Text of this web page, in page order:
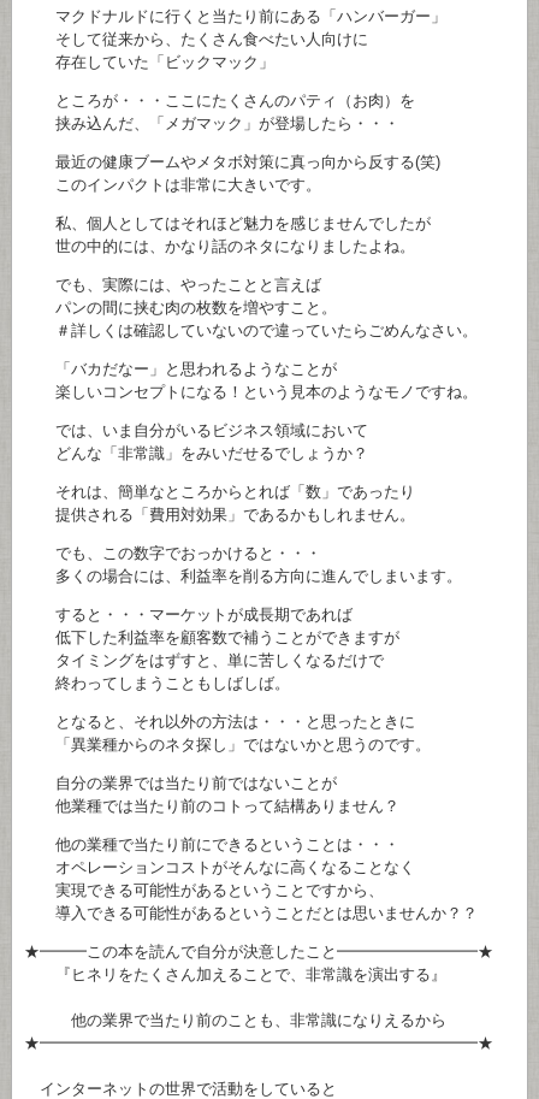
マクドナルドに行くと当たり前にある「ハンバーガー」
そして従来から、たくさん食べたい人向けに
存在していた「ビックマック」
ところが・・・ここにたくさんのパティ（お肉）を
挟み込んだ、「メガマック」が登場したら・・・
最近の健康ブームやメタボ対策に真っ向から反する(笑)
このインパクトは非常に大きいです。
私、個人としてはそれほど魅力を感じませんでしたが
世の中的には、かなり話のネタになりましたよね。
でも、実際には、やったことと言えば
パンの間に挟む肉の枚数を増やすこと。
＃詳しくは確認していないので違っていたらごめんなさい。
「バカだなー」と思われるようなことが
楽しいコンセプトになる！という見本のようなモノですね。
では、いま自分がいるビジネス領域において
どんな「非常識」をみいだせるでしょうか？
それは、簡単なところからとれば「数」であったり
提供される「費用対効果」であるかもしれません。
でも、この数字でおっかけると・・・
多くの場合には、利益率を削る方向に進んでしまいます。
すると・・・マーケットが成長期であれば
低下した利益率を顧客数で補うことができますが
タイミングをはずすと、単に苦しくなるだけで
終わってしまうこともしばしば。
となると、それ以外の方法は・・・と思ったときに
「異業種からのネタ探し」ではないかと思うのです。
自分の業界では当たり前ではないことが
他業種では当たり前のコトって結構ありません？
他の業種で当たり前にできるということは・・・
オペレーションコストがそんなに高くなることなく
実現できる可能性があるということですから、
導入できる可能性があるということだとは思いませんか？？
★━━━この本を読んで自分が決意したこと━━━━━━━━━★
『ヒネリをたくさん加えることで、非常識を演出する』
他の業界で当たり前のことも、非常識になりえるから
★━━━━━━━━━━━━━━━━━━━━━━━━━━━━★
インターネットの世界で活動をしていると